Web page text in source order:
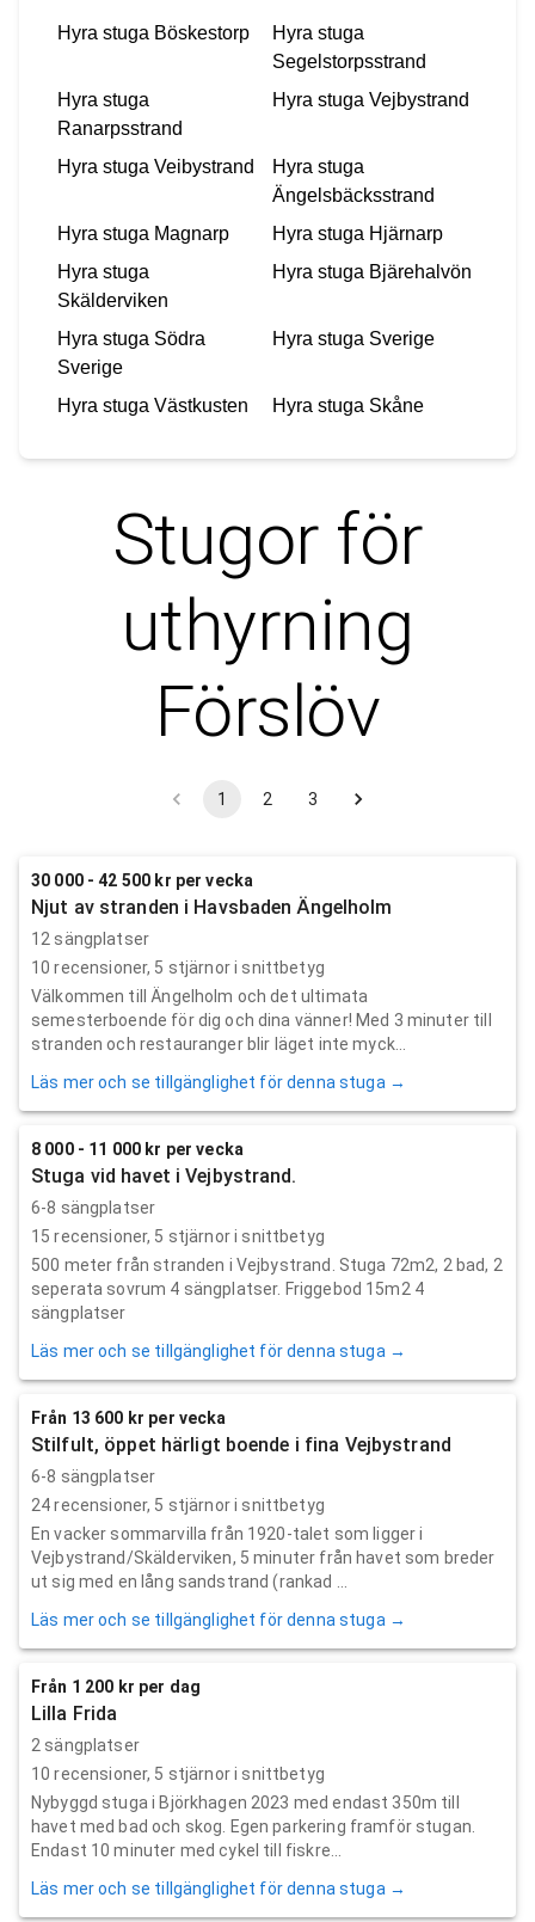
Hyra stuga Böskestorp
Hyra stuga
Segelstorpsstrand
Hyra stuga
Ranarpsstrand
Hyra stuga Vejbystrand
Hyra stuga Veibystrand
Hyra stuga
Ängelsbäcksstrand
Hyra stuga Magnarp Hyra stuga Hjärnarp
Hyra stuga
Skälderviken
Hyra stuga Bjärehalvön
Hyra stuga Södra
Sverige
Hyra stuga Sverige
Hyra stuga Västkusten Hyra stuga Skåne
Stugor för
uthyrning
Förslöv
1 2 3
30 000 - 42 500 kr per vecka
Njut av stranden i Havsbaden Ängelholm
12 sängplatser
10 recensioner, 5 stjärnor i snittbetyg
Välkommen till Ängelholm och det ultimata
semesterboende för dig och dina vänner! Med 3 minuter till
stranden och restauranger blir läget inte myck...
Läs mer och se tillgänglighet för denna stuga →
8 000 - 11 000 kr per vecka
Stuga vid havet i Vejbystrand.
6-8 sängplatser
15 recensioner, 5 stjärnor i snittbetyg
500 meter från stranden i Vejbystrand. Stuga 72m2, 2 bad, 2
seperata sovrum 4 sängplatser. Friggebod 15m2 4
sängplatser
Läs mer och se tillgänglighet för denna stuga →
Från 13 600 kr per vecka
Stilfult, öppet härligt boende i fina Vejbystrand
6-8 sängplatser
24recensioner, 5 stjärnor i snittbetyg
En vacker sommarvilla från 1920-talet som ligger i
Vejbystrand/Skälderviken, 5 minuter från havet som breder
ut sig med en lång sandstrand (rankad ...
Läs mer och se tillgänglighet för denna stuga →
Från 1 200 kr per dag
Lilla Frida
2 sängplatser
10 recensioner, 5 stjärnor i snittbetyg
Nybyggd stuga i Björkhagen 2023 med endast 350m till
havet med bad och skog. Egen parkering framför stugan.
Endast 10 minuter med cykel till fiskre...
Läs mer och se tillgänglighet för denna stuga →